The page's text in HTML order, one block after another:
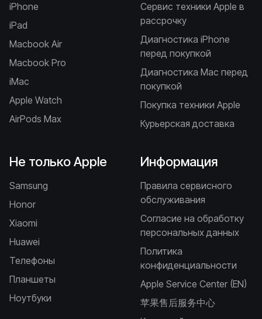
iPhone
iPad
Macbook Air
Macbook Pro
iMac
Apple Watch
AirPods Max
Сервис техники Apple в
рассрочку
Диагностика iPhone
перед покупкой
Диагностика Mac перед
покупкой
Покупка техники Apple
Курьерская доставка
Не только Apple
Samsung
Honor
Xiaomi
Huawei
Телефоны
Планшеты
Ноутбуки
Информация
Правила сервисного
обслуживания
Согласие на обработку
персональных данных
Политика
конфиденциальности
Apple Service Center (EN)
苹果售后服务中心